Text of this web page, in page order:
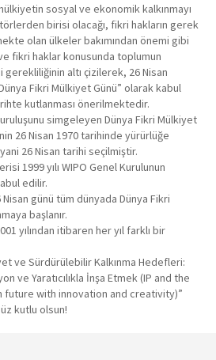
sosyal ve ekonomik kalkınmayı
birisi olacağı, fikri hakların gerek
olan ülkeler bakımından önemi gibi
fikri haklar konusunda toplumun
gerekliliğinin altı çizilerek, 26 Nisan
Fikri Mülkiyet Günü” olarak kabul
kutlanması önerilmektedir.
simgeleyen Dünya Fikri Mülkiyet
26 Nisan 1970 tarihinde yürürlüğe
26 Nisan tarihi seçilmiştir.
1999 yılı WIPO Genel Kurulunun
edilir.
Nisan günü tüm dünyada Dünya Fikri
başlanır.
yılından itibaren her yıl farklı bir
ve Sürdürülebilir Kalkınma Hedefleri:
ve Yaratıcılıkla İnşa Etmek (IP and the
future with innovation and creativity)”
kutlu olsun!